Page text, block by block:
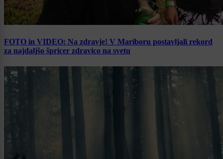
FOTO in VIDEO: Na zdravje! V Mariboru postavljali rekord
za najdaljšo špricer zdravico na svetu